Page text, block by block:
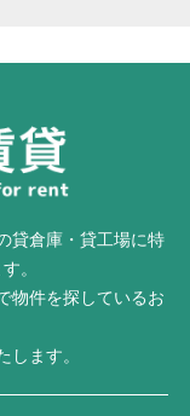
貸倉庫・貸工場に特
。
物件を探しているお
します。